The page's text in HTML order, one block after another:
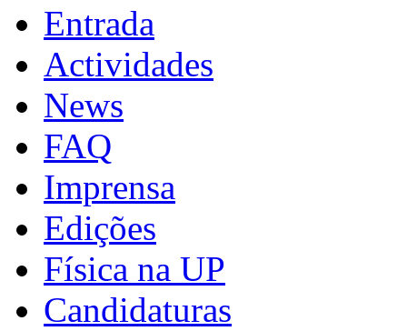
Entrada
Actividades
News
FAQ
Imprensa
Edições
Física na UP
Candidaturas